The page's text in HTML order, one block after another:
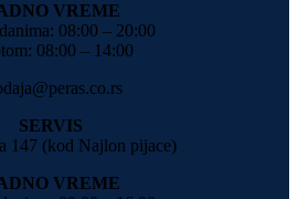
VREME
08:00 – 20:00
08:00 – 14:00
SERVIS
147 (kod Najlon pijace)
VREME